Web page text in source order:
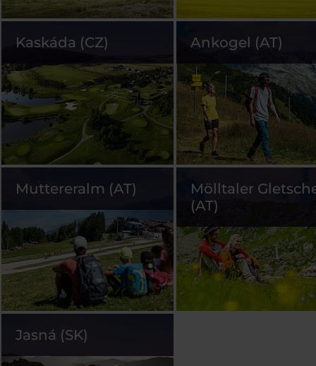
Kaskáda (CZ) Ankogel (AT)
Muttereralm (AT)
Mölltaler
(AT)
Jasná (SK)